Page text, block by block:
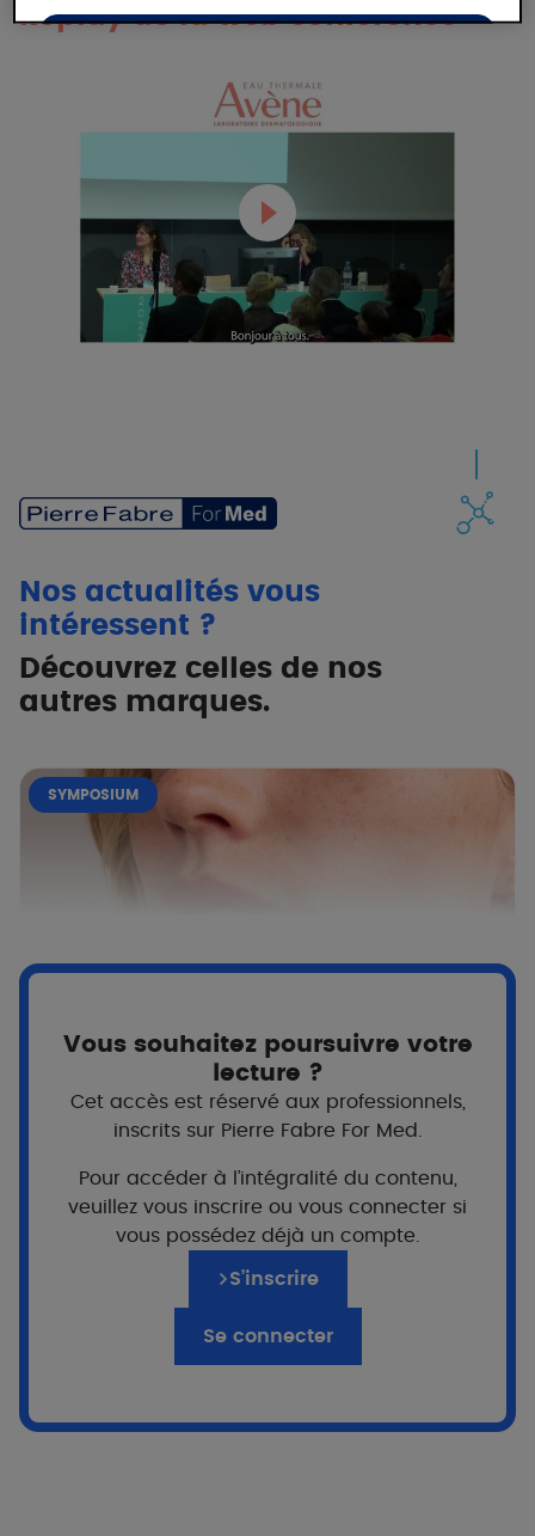
Replay de la web conférence
Nos actualités vous
intéressent ?
Découvrez celles de nos
autres marques.
SYMPOSIUM
A-DERMA
EADV 2026 - L'eczéma du visage : quand
une maladie visible devient un fardeau
quotidien
Dr B. HALIOUA - Pr C. VESTERGAARD
À venir
Vous souhaitez poursuivre votre
lecture ?
Cet accès est réservé aux professionnels,
inscrits sur Pierre Fabre For Med.
Pour accéder à l’intégralité du contenu,
veuillez vous inscrire ou vous connecter si
vous possédez déjà un compte.
S’inscrire
Se connecter
Uniquement les essentiels